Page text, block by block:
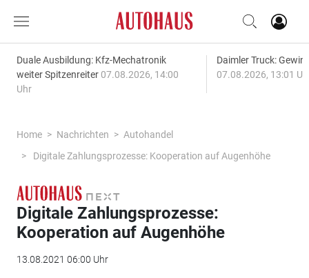
Duale Ausbildung: Kfz-Mechatronik
weiter Spitzenreiter 07.08.2026, 14:00
Uhr
Daimler Truck:
07.08.2026, 13:01
Home Nachrichten
Autohandel
Digitale Zahlungsprozesse: Kooperation auf Augenhöhe
Digitale Zahlungsprozesse:
Kooperation auf Augenhöhe
13.08.2021 06:00 Uhr